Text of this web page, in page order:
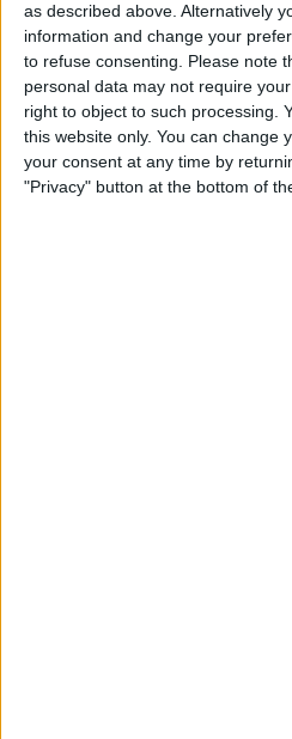
as described above. Alternatively
information and change your
to refuse consenting. Please note
personal data may not require
right to object to such processing.
this website only. You can change
your consent at any time by
"Privacy" button at the bottom of
Gras ha assegurat que hi
de continguts: “Tenim
de la graella i que la base
en els serveis informatius
També ha apostat per
l’entreteniment.